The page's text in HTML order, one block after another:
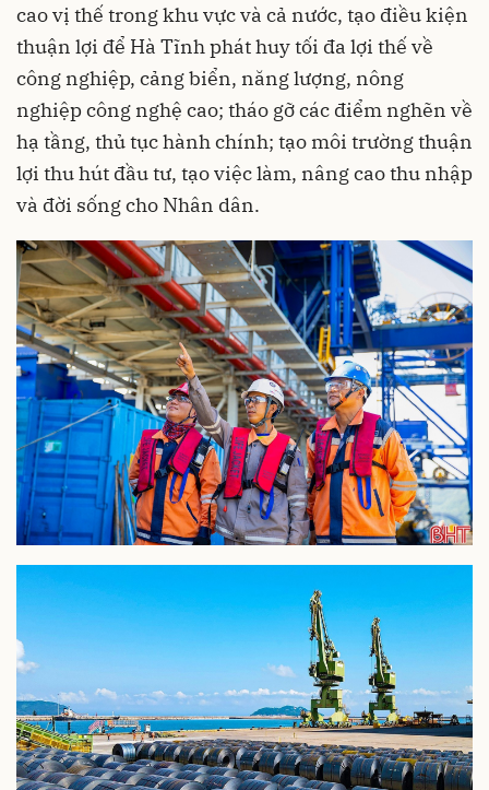
cao vị thế trong khu vực và cả nước, tạo điều kiện
thuận lợi để Hà Tĩnh phát huy tối đa lợi thế về
công nghiệp, cảng biển, năng lượng, nông
nghiệp công nghệ cao; tháo gỡ các điểm nghẽn về
hạ tầng, thủ tục hành chính; tạo môi trường thuận
lợi thu hút đầu tư, tạo việc làm, nâng cao thu nhập
và đời sống cho Nhân dân.